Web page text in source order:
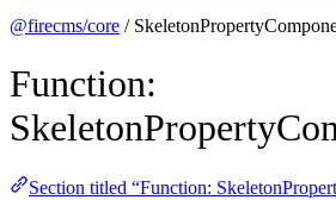
@firecms/core /
Function:
Section titled “Function: